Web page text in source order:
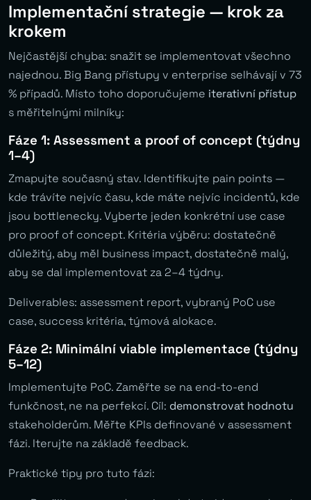
Implementační strategie — krok za
krokem
Nejčastější chyba: snažit se implementovat všechno
najednou. Big Bang přístupy v enterprise selhávají v 73
% případů. Místo toho doporučujeme iterativní přístup
s měřitelnými milníky:
Fáze 1: Assessment a proof of concept (týdny
1–4)
Zmapujte současný stav. Identifikujte pain points —
kde trávíte nejvíc času, kde máte nejvíc incidentů, kde
jsou bottlenecky. Vyberte jeden konkrétní use case
pro proof of concept. Kritéria výběru: dostatečně
důležitý, aby měl business impact, dostatečně malý,
aby se dal implementovat za 2–4 týdny.
Deliverables: assessment report, vybraný PoC use
case, success kritéria, týmová alokace.
Fáze 2: Minimální viable implementace (týdny
5–12)
Implementujte PoC. Zaměřte se na end-to-end
funkčnost, ne na perfekcí. Cíl: demonstrovat hodnotu
stakeholderům. Měřte KPIs definované v assessment
fázi. Iterujte na základě feedback.
Praktické tipy pro tuto fázi: